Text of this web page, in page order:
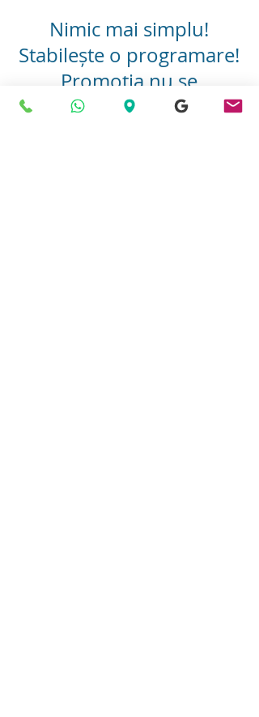
Nimic mai simplu!
Stabilește o programare!
Promoția nu se
cumulează cu alte